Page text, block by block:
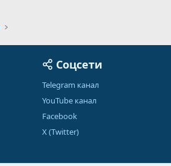
Соцсети
Telegram канал
YouTube канал
Facebook
X (Twitter)